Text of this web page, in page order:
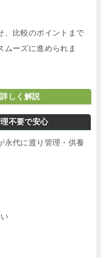
、比較のポイントまで
ムーズに進められま
しく解説
不要で安心
永代に渡り管理・供養